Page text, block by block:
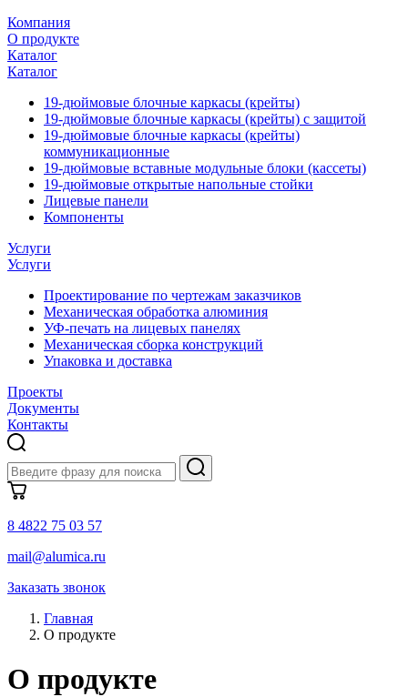
Компания
О продукте
Каталог
Каталог
19-дюймовые блочные каркасы (крейты)
19-дюймовые блочные каркасы (крейты) с защитой
19-дюймовые блочные каркасы (крейты)
коммуникационные
19-дюймовые вставные модульные блоки (кассеты)
19-дюймовые открытые напольные стойки
Лицевые панели
Компоненты
Услуги
Услуги
Проектирование по чертежам заказчиков
Механическая обработка алюминия
УФ-печать на лицевых панелях
Механическая сборка конструкций
Упаковка и доставка
Проекты
Документы
Контакты
8 4822 75 03 57
mail@alumica.ru
Заказать звонок
Главная
О продукте
О продукте